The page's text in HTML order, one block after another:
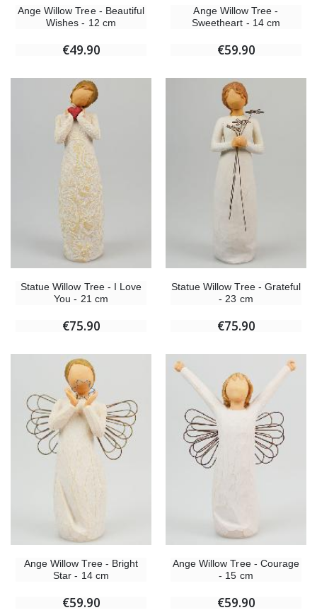
Ange Willow Tree - Beautiful
Wishes - 12 cm
€49.90
Ange Willow Tree -
Sweetheart - 14 cm
€59.90
Statue Willow Tree - I Love
You - 21 cm
€75.90
Statue Willow Tree - Grateful
- 23 cm
€75.90
Ange Willow Tree - Bright
Star - 14 cm
€59.90
Ange Willow Tree - Courage
- 15 cm
€59.90